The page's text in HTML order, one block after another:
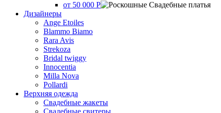
от 50 000 Р
Дизайнеры
Ange Etoiles
Blammo Biamo
Rara Avis
Strekoza
Bridal twiggy
Innocentia
Milla Nova
Pollardi
Верхняя одежда
Свадебные жакеты
Свадебные свитеры